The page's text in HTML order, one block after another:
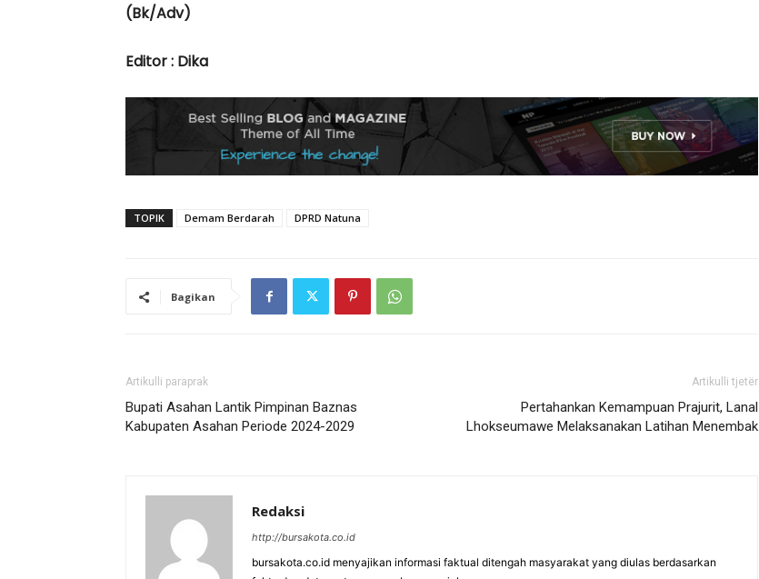
(Bk/Adv)
Editor : Dika
TOPIK Demam Berdarah DPRD Natuna
Bagikan
Artikulli paraprak
Bupati Asahan Lantik Pimpinan Baznas
Kabupaten Asahan Periode 2024-2029
Artikulli tjetër
Pertahankan Kemampuan Prajurit, Lanal
Lhokseumawe Melaksanakan Latihan Menembak
Redaksi
http://bursakota.co.id
bursakota.co.id menyajikan informasi faktual ditengah masyarakat yang diulas berdasarkan